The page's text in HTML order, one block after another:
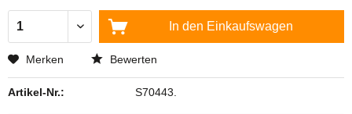
In den Einkaufswagen
Merken Bewerten
Artikel-Nr.: S70443.